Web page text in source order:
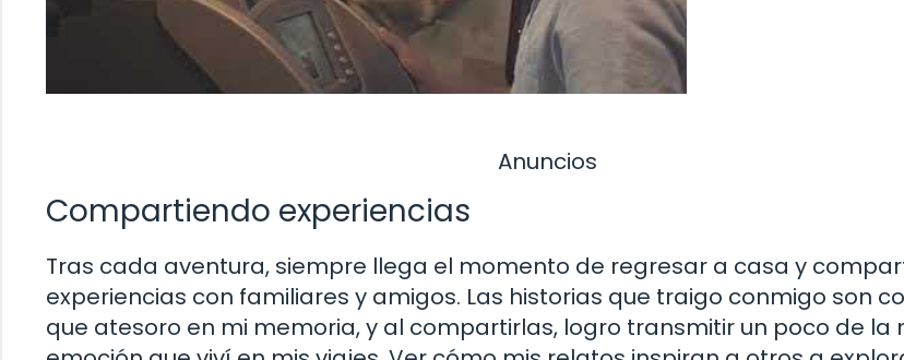
Anuncios
Compartiendo experiencias
Tras cada aventura, siempre llega el momento de regresar a casa y
experiencias con familiares y amigos. Las historias que traigo conmigo son
que atesoro en mi memoria, y al compartirlas, logro transmitir un poco de la